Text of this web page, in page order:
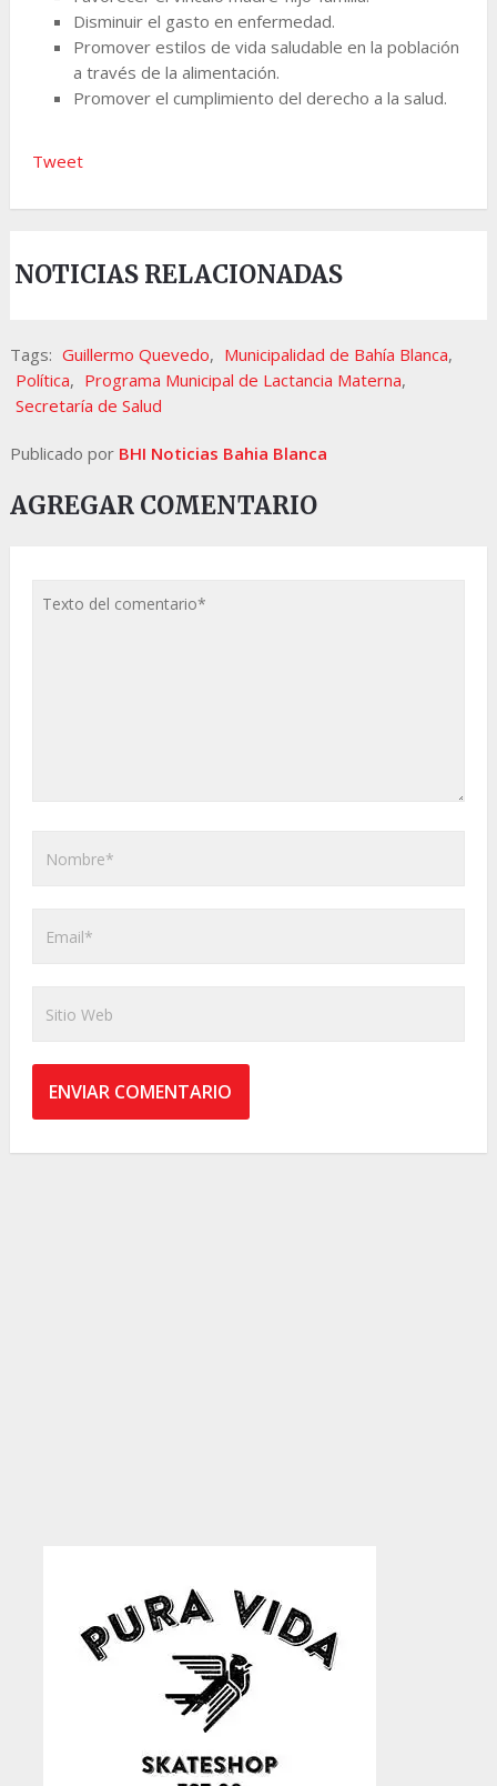
Disminuir el gasto en enfermedad.
Promover estilos de vida saludable en la población
a través de la alimentación.
Promover el cumplimiento del derecho a la salud.
Tweet
NOTICIAS RELACIONADAS
Tags: Guillermo Quevedo, Municipalidad de Bahía Blanca,
Política, Programa Municipal de Lactancia Materna,
Secretaría de Salud
Publicado por BHI Noticias Bahia Blanca
AGREGAR COMENTARIO